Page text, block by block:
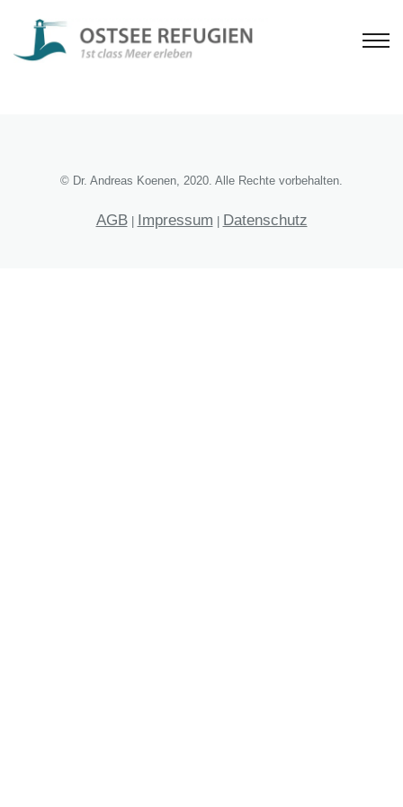
© Dr. Andreas Koenen, 2020. Alle Rechte vorbehalten.
AGB| Impressum Datenschutz